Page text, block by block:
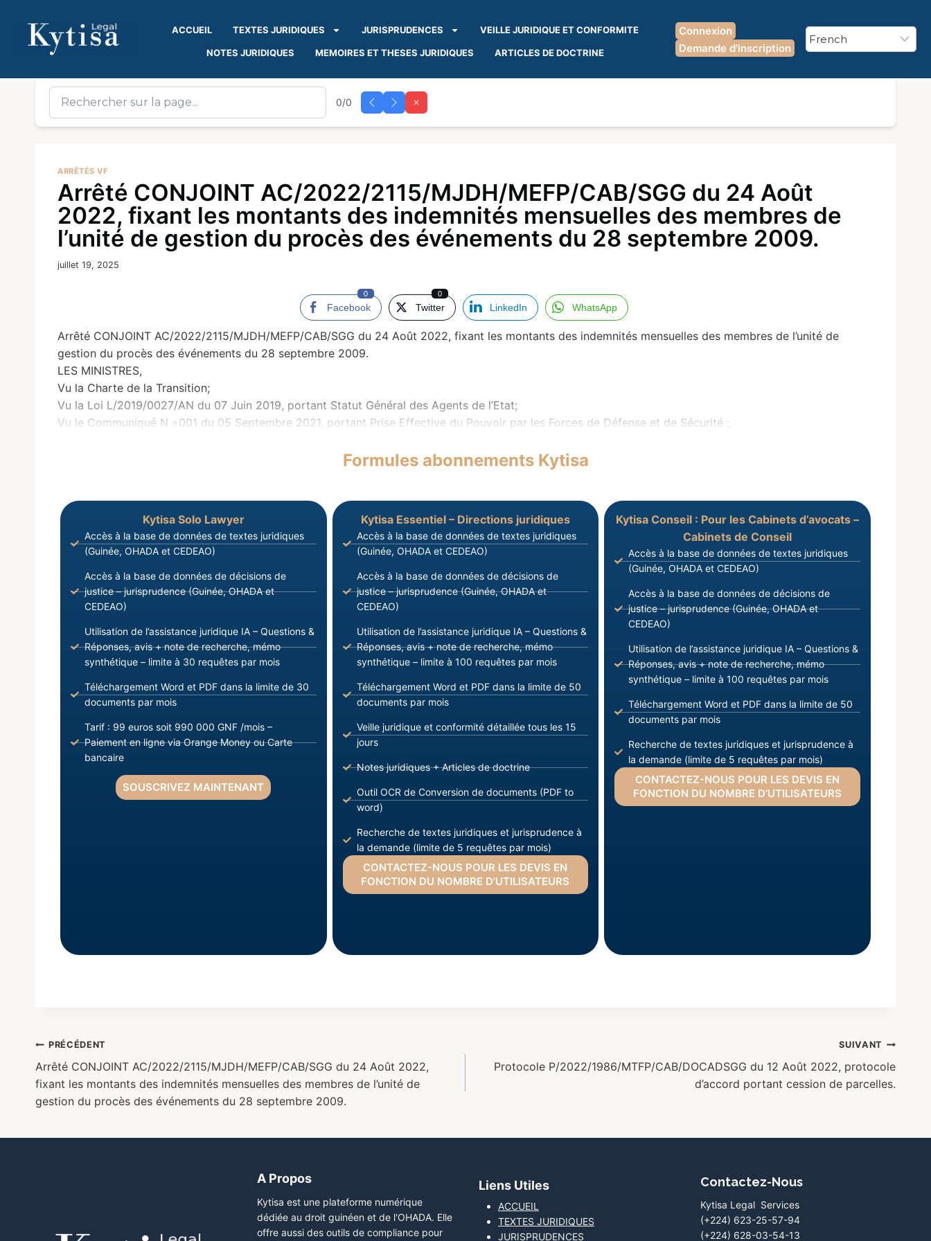
ACCUEIL TEXTES JURIDIQUES JURISPRUDENCES VEILLE JURIDIQUE ET CONFORMITE
NOTES JURIDIQUES MEMOIRES ET THESES JURIDIQUES ARTICLES DE DOCTRINE
Connexion
Demande d'inscription
0/0
ARRÊTÉS VF
Arrêté CONJOINT AC/2022/2115/MJDH/MEFP/CAB/SGG du 24 Août
2022, fixant les montants des indemnités mensuelles des membres de
l’unité de gestion du procès des événements du 28 septembre 2009.
juillet 19, 2025
Facebook
0
Twitter
0
LinkedIn WhatsApp
Arrêté CONJOINT AC/2022/2115/MJDH/MEFP/CAB/SGG du 24 Août 2022, fixant les montants des indemnités mensuelles des membres de l’unité de
gestion du procès des événements du 28 septembre 2009.
LES MINISTRES,
Vu la Charte de la Transition;
Vu la Loi L/2019/0027/AN du 07 Juin 2019, portant Statut Général des Agents de l’Etat;
Vu le Communiqué N ∘001 du 05 Septembre 2021, portant Prise Effective du Pouvoir par les Forces de Défense et de Sécurité ;
Formules abonnements Kytisa
Kytisa Solo Lawyer
Accès à la base de données de textes juridiques
(Guinée, OHADA et CEDEAO)
Accès à la base de données de décisions de
justice – jurisprudence (Guinée, OHADA et
CEDEAO)
Utilisation de l’assistance juridique IA – Questions &
Réponses, avis + note de recherche, mémo
synthétique – limite à 30 requêtes par mois
Téléchargement Word et PDF dans la limite de 30
documents par mois
Tarif : 99 euros soit 990 000 GNF /mois –
Paiement en ligne via Orange Money ou Carte
bancaire
SOUSCRIVEZ MAINTENANT
Kytisa Essentiel – Directions juridiques
Accès à la base de données de textes juridiques
(Guinée, OHADA et CEDEAO)
Accès à la base de données de décisions de
justice – jurisprudence (Guinée, OHADA et
CEDEAO)
Utilisation de l’assistance juridique IA – Questions &
Réponses, avis + note de recherche, mémo
synthétique – limite à 100 requêtes par mois
Téléchargement Word et PDF dans la limite de 50
documents par mois
Veille juridique et conformité détaillée tous les 15
jours
Notes juridiques + Articles de doctrine
Outil OCR de Conversion de documents (PDF to
word)
Recherche de textes juridiques et jurisprudence à
la demande (limite de 5 requêtes par mois)
CONTACTEZ-NOUS POUR LES DEVIS EN
FONCTION DU NOMBRE D’UTILISATEURS
Kytisa Conseil : Pour les Cabinets d’avocats –
Cabinets de Conseil
Accès à la base de données de textes juridiques
(Guinée, OHADA et CEDEAO)
Accès à la base de données de décisions de
justice – jurisprudence (Guinée, OHADA et
CEDEAO)
Utilisation de l’assistance juridique IA – Questions &
Réponses, avis + note de recherche, mémo
synthétique – limite à 100 requêtes par mois
Téléchargement Word et PDF dans la limite de 50
documents par mois
Recherche de textes juridiques et jurisprudence à
la demande (limite de 5 requêtes par mois)
CONTACTEZ-NOUS POUR LES DEVIS EN
FONCTION DU NOMBRE D’UTILISATEURS
PRÉCÉDENT
Arrêté CONJOINT AC/2022/2115/MJDH/MEFP/CAB/SGG du 24 Août 2022,
fixant les montants des indemnités mensuelles des membres de l’unité de
gestion du procès des événements du 28 septembre 2009.
SUIVANT
Protocole P/2022/1986/MTFP/CAB/DOCADSGG du 12 Août 2022, protocole
d’accord portant cession de parcelles.
A Propos
Kytisa est une plateforme numérique
dédiée au droit guinéen et de l'OHADA. Elle
offre aussi des outils de compliance pour
Liens Utiles
ACCUEIL
TEXTES JURIDIQUES
JURISPRUDENCES
Contactez-Nous
Kytisa Legal Services
(+224) 623-25-57-94
(+224) 628-03-54-13